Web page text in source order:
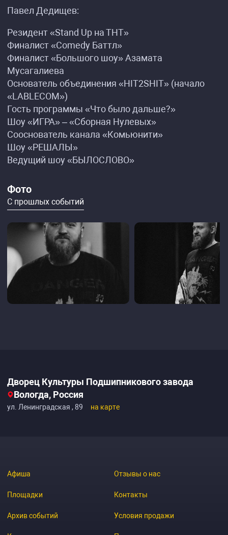
Павел Дедищев:
Резидент «Stand Up на ТНТ»
Финалист «Comedy Баттл»
Финалист «Большого шоу» Азамата
Мусагалиева
Основатель объединения «HIT2SHIT» (начало
«LABLECOM»)
Гость программы «Что было дальше?»
Шоу «ИГРА» – «Сборная Нулевых»
Сооснователь канала «Комьюнити»
Шоу «РЕШАЛЫ»
Ведущий шоу «БЫЛОСЛОВО»
Фото
С прошлых событий
Дворец Культуры Подшипникового завода
Вологда, Россия
ул. Ленинградская , 89 на карте
Афиша
Площадки
Архив событий
Отзывы о нас
Контакты
Условия продажи